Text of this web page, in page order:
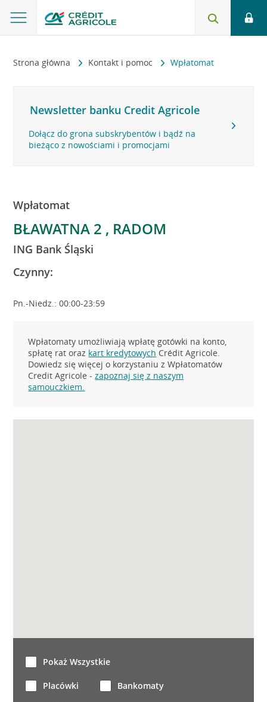
Strona główna Kontakt i pomoc Wpłatomat
Newsletter banku Credit Agricole
Dołącz do grona subskrybentów i bądź na
bieżąco z nowościami i promocjami
Wpłatomat
BŁAWATNA 2 , RADOM
ING Bank Śląski
Czynny:
Pn.-Niedz.: 00:00-23:59
Wpłatomaty umożliwiają wpłatę gotówki na konto,
spłatę rat oraz kart kredytowych Crédit Agricole.
Dowiedz się więcej o korzystaniu z Wpłatomatów
Credit Agricole -zapoznaj się z naszym
samouczkiem.
Pokaż Wszystkie
Placówki Bankomaty